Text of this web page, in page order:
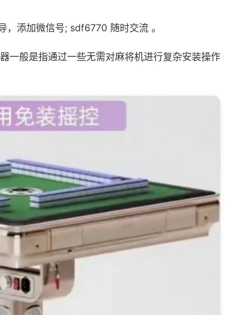
，添加微信号; sdf6770 随时交流 。
一般是指通过一些无需对麻将机进行复杂安装操作